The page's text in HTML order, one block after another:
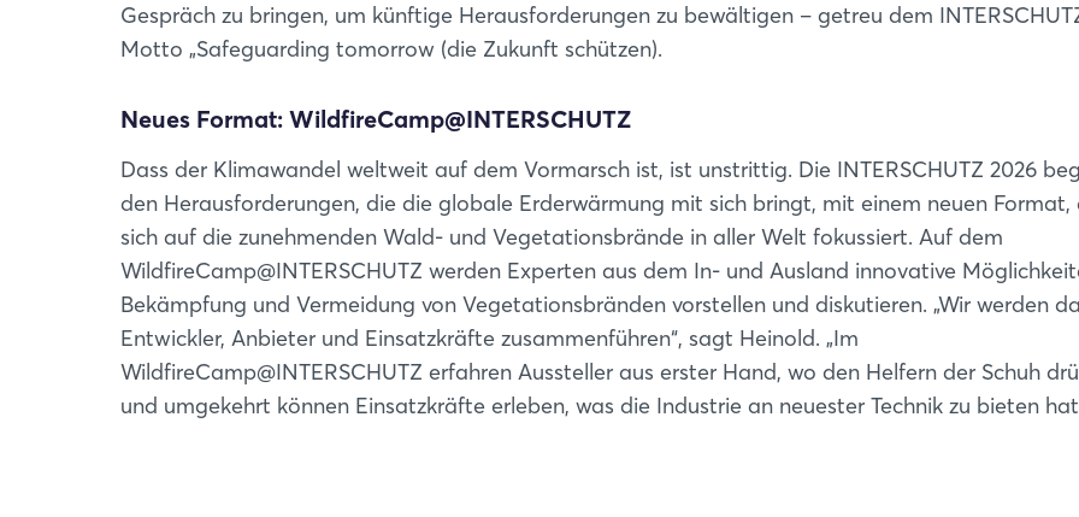
Gespräch zu bringen, um künftige Herausforderungen zu bewältigen – getreu dem
Motto „Safeguarding tomorrow (die Zukunft schützen).
Neues Format: WildfireCamp@INTERSCHUTZ
Dass der Klimawandel weltweit auf dem Vormarsch ist, ist unstrittig. Die INTERSCHUTZ 2026
den Herausforderungen, die die globale Erderwärmung mit sich bringt, mit einem neuen Format,
sich auf die zunehmenden Wald- und Vegetationsbrände in aller Welt fokussiert. Auf dem
WildfireCamp@INTERSCHUTZ werden Experten aus dem In- und Ausland innovative
Bekämpfung und Vermeidung von Vegetationsbränden vorstellen und diskutieren. „Wir werden
Entwickler, Anbieter und Einsatzkräfte zusammenführen“, sagt Heinold. „Im
WildfireCamp@INTERSCHUTZ erfahren Aussteller aus erster Hand, wo den Helfern der Schuh
und umgekehrt können Einsatzkräfte erleben, was die Industrie an neuester Technik zu bieten